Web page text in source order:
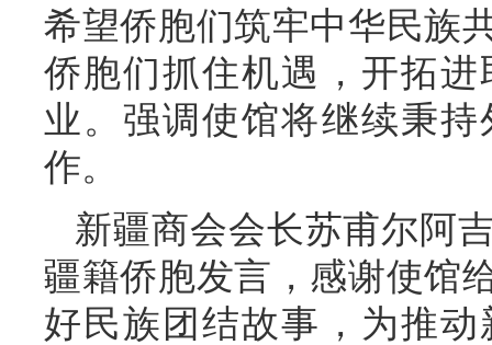
希望侨胞们筑牢中华民族
侨胞们抓住机遇，开拓
业。强调使馆将继续秉
作。
新疆商会会长苏甫尔阿
疆籍侨胞发言，感谢使馆
好民族团结故事，为推